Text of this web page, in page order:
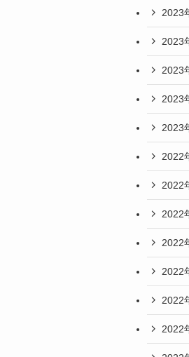
2023
2023
2023
2023
2023
2022
2022
2022
2022
2022
2022
2022